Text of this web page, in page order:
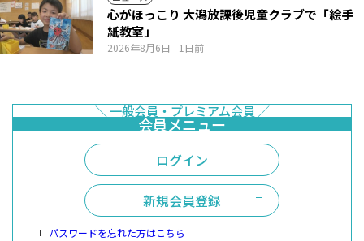
2026年8月6日 - 1日前
心がほっこり 大潟放課後児童クラブで「絵手
紙教室」
ログイン
新規会員登録
パスワードを忘れた方はこちら